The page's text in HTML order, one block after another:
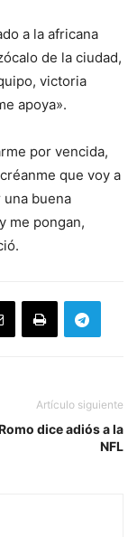
a la africana
de la ciudad,
victoria
apoya».
por vencida,
que voy a
buena
me pongan,
Artículo siguiente
dice adiós a la
NFL